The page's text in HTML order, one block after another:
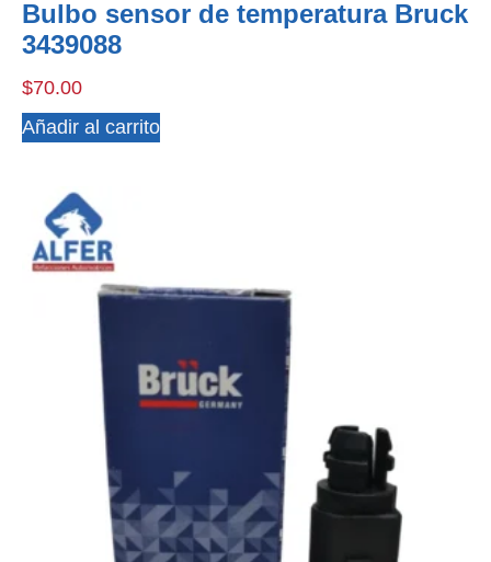
Bulbo sensor de temperatura Bruck
3439088
$70.00
Añadir al carrito